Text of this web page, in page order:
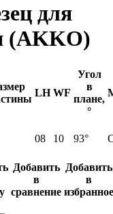
для
(AKKO)
LH WF
Угол
в
плане,
°
08 10 93°
Добавить
в
сравнение
Добавить
в
избранное